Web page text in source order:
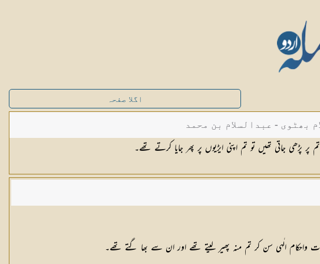
اگلا صفحہ
بھٹوی - عبدالسلام بن محمد
جاتی تھیں تو تم اپنی ایڑیوں پر پھر جایا کرتے تھے۔
واحکام الٰہی سن کر تم منہ پھیر لیتے تھے اور ان سے بھا گتے تھے۔